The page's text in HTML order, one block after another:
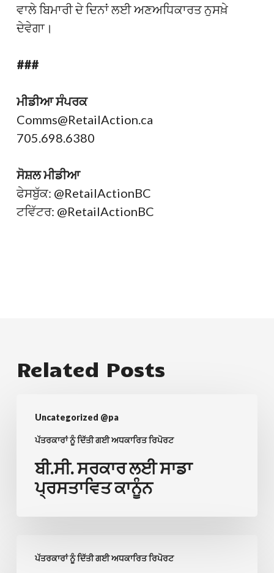
ਵਾਲੇ ਬਿਮਾਰੀ ਦੇ ਦਿਨਾਂ ਲਈ ਅਣਅਧਿਕਾਰਤ ਨੁਸਖ਼ੇ
ਦੇਵੇਗਾ।
###
ਮੀਡੀਆ ਸੰਪਰਕ
Comms@RetailAction.ca
705.698.6380
ਸੋਸ਼ਲ ਮੀਡੀਆ
ਫੇਸਬੁੱਕ: @RetailActionBC
ਟਵਿੱਟਰ: @RetailActionBC
Related Posts
Uncategorized @pa
ਪੱਤਰਕਾਰਾਂ ਨੂੰ ਦਿੱਤੀ ਗਈ ਅਧਕਾਰਿਤ ਰਿਪੋਰਟ
ਸਰਕਾਰ
ਲਈ
ਪ੍ਰਸਤਾਵਿਤ
ਕਾਨੂੰਨ
ਬੀ.ਸੀ. ਸਰਕਾਰ ਲਈ ਸਾਡਾ
ਪ੍ਰਸਤਾਵਿਤ ਕਾਨੂੰਨ
ਪੱਤਰਕਾਰਾਂ ਨੂੰ ਦਿੱਤੀ ਗਈ ਅਧਕਾਰਿਤ ਰਿਪੋਰਟ
ਬੀ.ਸੀ.